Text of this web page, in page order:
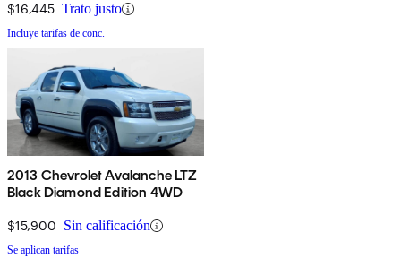
$16,445 Trato justo
Incluye tarifas de conc.
2013 Chevrolet Avalanche LTZ
Black Diamond Edition 4WD
$15,900 Sin calificación
Se aplican tarifas